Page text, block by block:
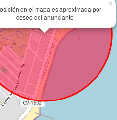
en el mapa es aproximada por
deseo del anunciante
×